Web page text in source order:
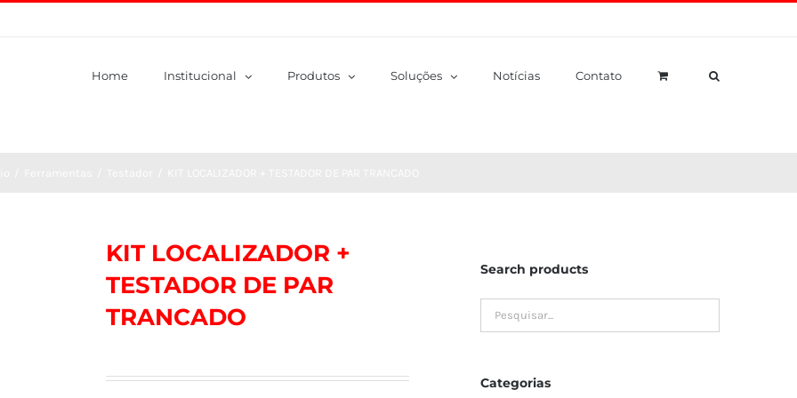
Home Institucional Produtos Soluções Notícias Contato
KIT LOCALIZADOR +
TESTADOR DE PAR
TRANCADO
Search products
Categorias